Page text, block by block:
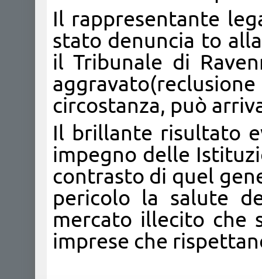
Il rappresentante
stato denuncia to
il Tribunale di
circostanza, può
Il brillante risultato
impegno delle
contrasto di quel
pericolo la salute
mercato illecito che
imprese che